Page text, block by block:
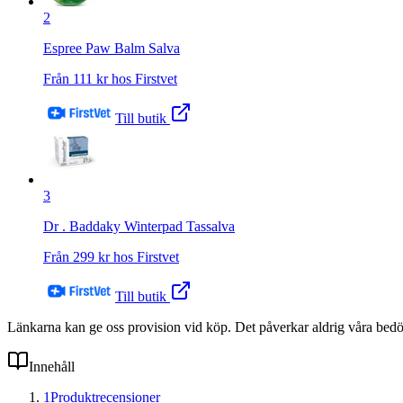
2
Espree Paw Balm Salva
Från 111 kr hos Firstvet
Till butik
3
Dr . Baddaky Winterpad Tassalva
Från 299 kr hos Firstvet
Till butik
Länkarna kan ge oss provision vid köp. Det påverkar aldrig våra
Innehåll
1Produktrecensioner